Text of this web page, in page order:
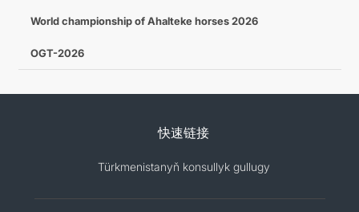
World championship of Ahalteke horses 2026
OGT-2026
快速链接
Türkmenistanyň konsullyk gullugy